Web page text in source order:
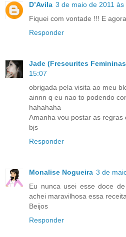
D’Avila 3 de maio de 2011 às
Fiquei com vontade !!! E
Responder
Jade (Frescurites
15:07
obrigada pela visita ao meu
ainnn q eu nao to podendo
hahahaha
Amanha vou postar as regras
bjs
Responder
Monalise Nogueira 3 de
Eu nunca usei esse doce
achei maravilhosa essa
Beijos
Responder